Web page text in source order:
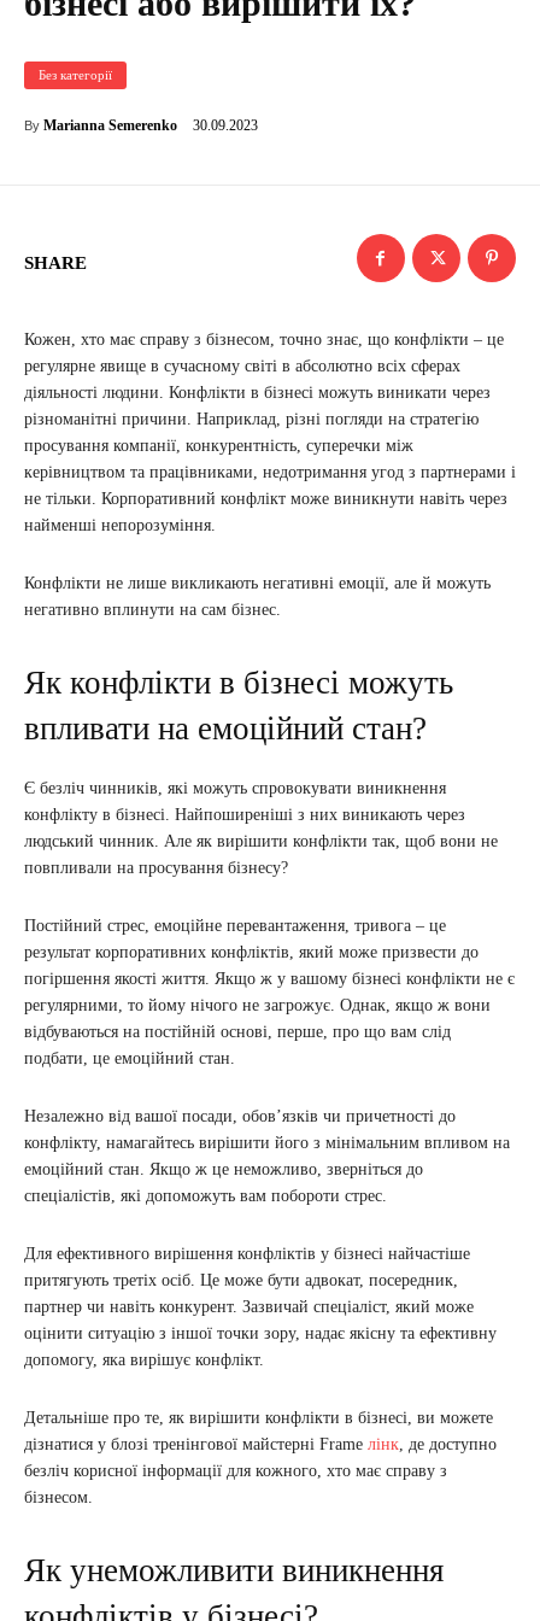
Без категорії
By Marianna Semerenko 30.09.2023
SHARE
Кожен, хто має справу з бізнесом, точно знає, що конфлікти – це
регулярне явище в сучасному світі в абсолютно всіх сферах
діяльності людини. Конфлікти в бізнесі можуть виникати через
різноманітні причини. Наприклад, різні погляди на стратегію
просування компанії, конкурентність, суперечки між
керівництвом та працівниками, недотримання угод з партнерами і
не тільки. Корпоративний конфлікт може виникнути навіть через
найменші непорозуміння.
Конфлікти не лише викликають негативні емоції, але й можуть
негативно вплинути на сам бізнес.
Як конфлікти в бізнесі можуть
впливати на емоційний стан?
Є безліч чинників, які можуть спровокувати виникнення
конфлікту в бізнесі. Найпоширеніші з них виникають через
людський чинник. Але як вирішити конфлікти так, щоб вони не
повпливали на просування бізнесу?
Постійний стрес, емоційне перевантаження, тривога – це
результат корпоративних конфліктів, який може призвести до
погіршення якості життя. Якщо ж у вашому бізнесі конфлікти не є
регулярними, то йому нічого не загрожує. Однак, якщо ж вони
відбуваються на постійній основі, перше, про що вам слід
подбати, це емоційний стан.
Незалежно від вашої посади, обов’язків чи причетності до
конфлікту, намагайтесь вирішити його з мінімальним впливом на
емоційний стан. Якщо ж це неможливо, зверніться до
спеціалістів, які допоможуть вам побороти стрес.
Для ефективного вирішення конфліктів у бізнесі найчастіше
притягують третіх осіб. Це може бути адвокат, посередник,
партнер чи навіть конкурент. Зазвичай спеціаліст, який може
оцінити ситуацію з іншої точки зору, надає якісну та ефективну
допомогу, яка вирішує конфлікт.
Детальніше про те, як вирішити конфлікти в бізнесі, ви можете
дізнатися у блозі тренінгової майстерні Frame лінк, де доступно
безліч корисної інформації для кожного, хто має справу з
бізнесом.
Як унеможливити виникнення